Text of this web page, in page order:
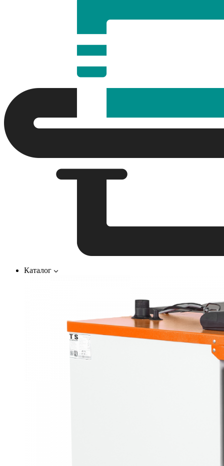
Каталог